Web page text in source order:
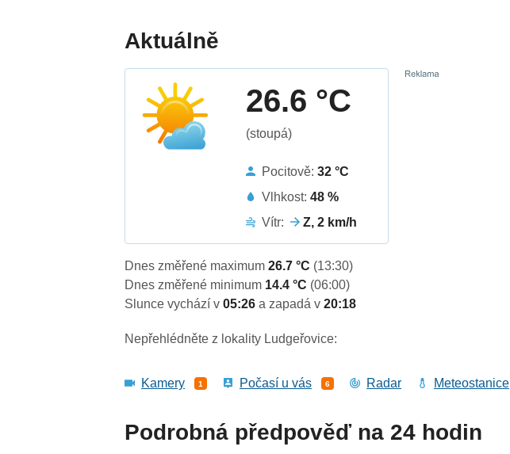
Aktuálně
26.6 °C
(stoupá)
Pocitově:32 °C
Vlhkost:48 %
Vítr:
Z, 2 km/h
Dnes změřené maximum26.7 °C (13:30)
Dnes změřené minimum 14.4 °C (06:00)
Slunce vychází v05:26a zapadá v20:18
Nepřehlédněte z lokality Ludgeřovice:
Kamery 1 Počasí u vás 6 Radar Meteostanice
Podrobná předpověď na 24 hodin